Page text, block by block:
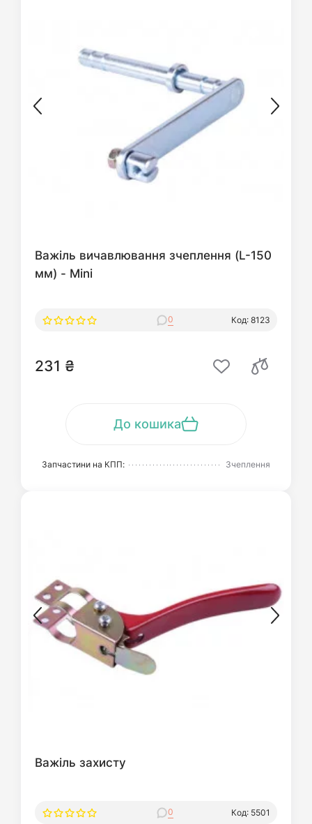
Важіль вичавлювання зчеплення (L-150
мм) - Mini
0 Код: 8123
231 ₴
До кошика
Запчастини на КПП: Зчеплення
Важіль захисту
0 Код: 5501